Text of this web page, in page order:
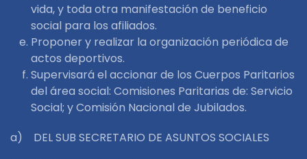
vida, y toda otra manifestación de beneficio
social para los afiliados.
Proponer y realizar la organización periódica de
actos deportivos.
Supervisará el accionar de los Cuerpos Paritarios
del área social: Comisiones Paritarias de: Servicio
Social; y Comisión Nacional de Jubilados.
a) DEL SUB SECRETARIO DE ASUNTOS SOCIALES